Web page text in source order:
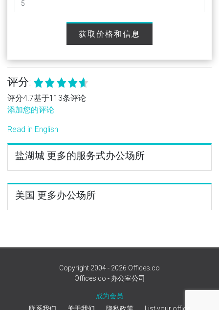
获取价格和信息
评分:
评分4.7基于113条评论
添加您的评论
Read in English
盐湖城 更多的服务式办公场所
美国 更多办公场所
Copyright 2004 - 2026 Offices.co
Offices.co - 办公室公司
成为会员